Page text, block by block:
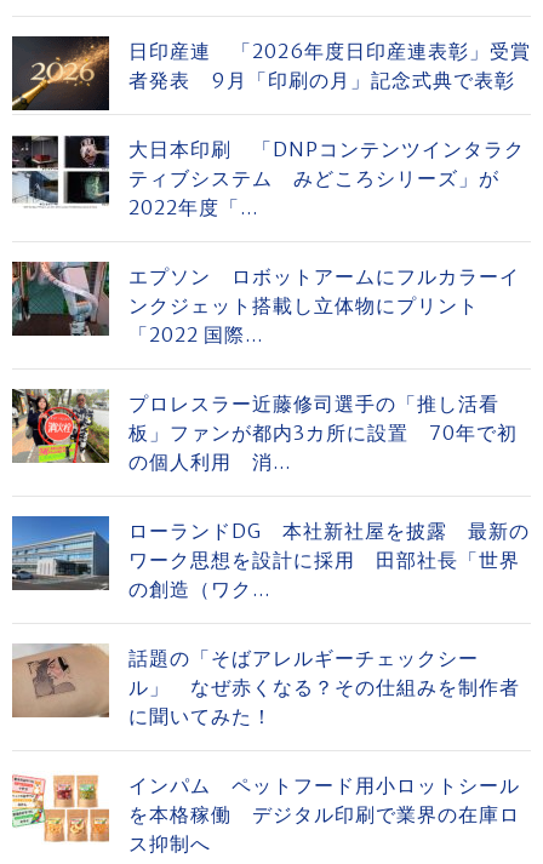
日印産連 「2026年度日印産連表彰」受賞
者発表 9月「印刷の月」記念式典で表彰
大日本印刷 「DNPコンテンツインタラク
ティブシステム みどころシリーズ」が
2022年度「...
エプソン ロボットアームにフルカラーイ
ンクジェット搭載し立体物にプリント
「2022 国際...
プロレスラー近藤修司選手の「推し活看
板」ファンが都内3カ所に設置 70年で初
の個人利用 消...
ローランドDG 本社新社屋を披露 最新の
ワーク思想を設計に採用 田部社長「世界
の創造（ワク...
話題の「そばアレルギーチェックシー
ル」 なぜ赤くなる？その仕組みを制作者
に聞いてみた！
インパム ペットフード用小ロットシール
を本格稼働 デジタル印刷で業界の在庫ロ
ス抑制へ